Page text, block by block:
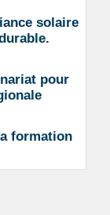
solaire
pour
formation